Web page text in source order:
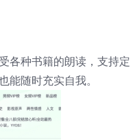
各种书籍的朗读，支持定
随时充实自我。